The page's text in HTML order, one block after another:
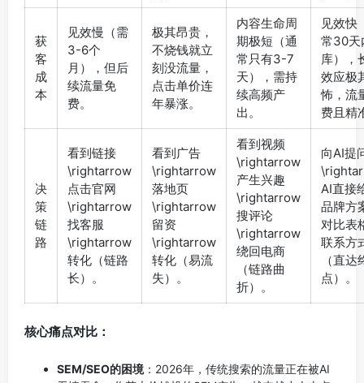
获
客
成
本
见效慢（需
3-6个
月），但后
续流量免
费。
极其昂贵，
不烧钱就立
刻没流量，
点击单价连
年暴涨。
内容生命周
期极短（通
常只有3-7
天），需持
续高频产
出。
见效快
常30天
库），
效应极
怖，流
费且精
决
策
链
路
看到链接
\rightarrow
点击官网
\rightarrow
找客服
\rightarrow
转化（链路
长）。
看到广告
\rightarrow
落地页
\rightarrow
留资
\rightarrow
转化（易流
失）。
看到视频
\rightarrow
产生兴趣
\rightarrow
搜评论
\rightarrow
绕回电商
（链路曲
折）。
向AI提
AI直接
品牌方
对比表
联系方
（直达
点）。
核心痛点对比：
SEM/SEO的困境：2026年，传统搜索的流量正在被AI